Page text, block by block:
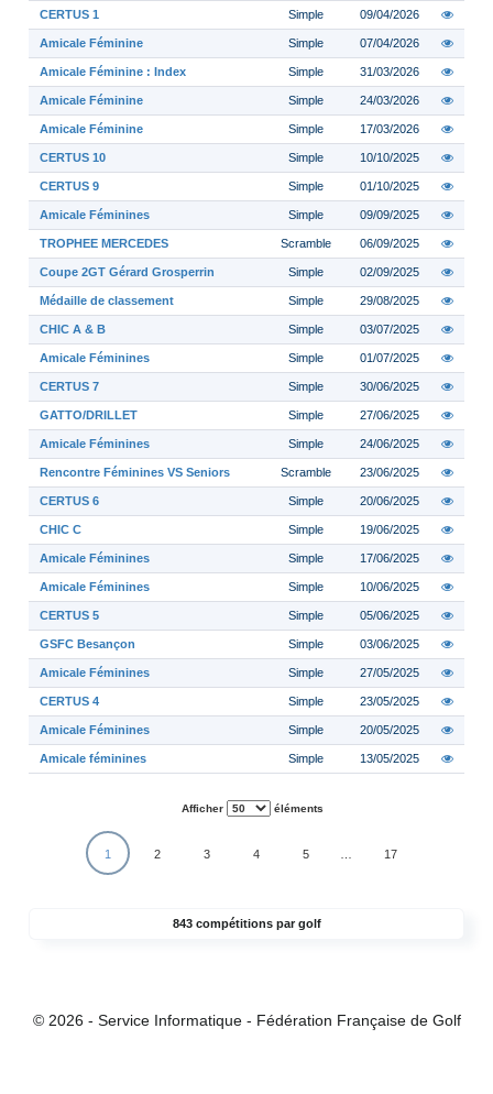
CERTUS 1 Simple 09/04/2026
Amicale Féminine Simple 07/04/2026
Amicale Féminine : Index Simple 31/03/2026
Amicale Féminine Simple 24/03/2026
Amicale Féminine Simple 17/03/2026
CERTUS 10 Simple 10/10/2025
CERTUS 9 Simple 01/10/2025
Amicale Féminines Simple 09/09/2025
TROPHEE MERCEDES Scramble 06/09/2025
Coupe 2GT Gérard Grosperrin Simple 02/09/2025
Médaille de classement Simple 29/08/2025
CHIC A & B Simple 03/07/2025
Amicale Féminines Simple 01/07/2025
CERTUS 7 Simple 30/06/2025
GATTO/DRILLET Simple 27/06/2025
Amicale Féminines Simple 24/06/2025
Rencontre Féminines VS Seniors Scramble 23/06/2025
CERTUS 6 Simple 20/06/2025
CHIC C Simple 19/06/2025
Amicale Féminines Simple 17/06/2025
Amicale Féminines Simple 10/06/2025
CERTUS 5 Simple 05/06/2025
GSFC Besançon Simple 03/06/2025
Amicale Féminines Simple 27/05/2025
CERTUS 4 Simple 23/05/2025
Amicale Féminines Simple 20/05/2025
Amicale féminines Simple 13/05/2025
Afficher éléments
1 2 3 4 5 17
843 compétitions par golf
© 2026 - Service Informatique - Fédération Française de Golf